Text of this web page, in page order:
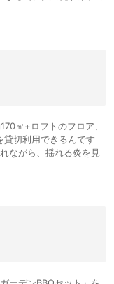
㎡+ロフトのフロア、
切利用できるんです
ながら、揺れる炎を見